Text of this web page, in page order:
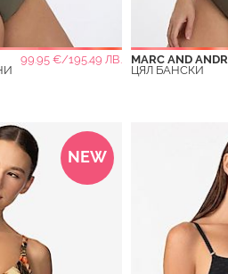
99.95 €/195.49 ЛВ.
MARC AND
ЦЯЛ БАНСКИ
NEW